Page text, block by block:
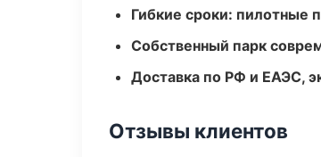
Гибкие сроки: пилотные
Собственный парк
Доставка по РФ и ЕАЭС,
Отзывы клиентов